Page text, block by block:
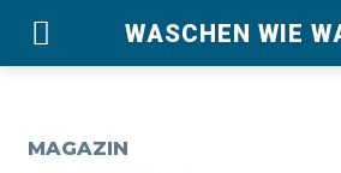
WASCHEN WIE
MAGAZIN